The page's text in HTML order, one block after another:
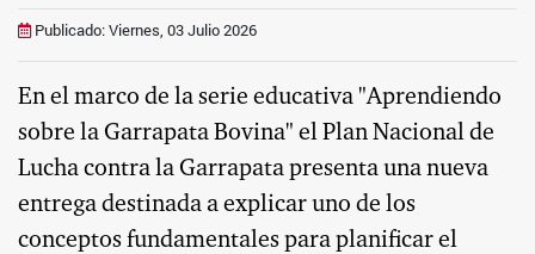
Publicado: Viernes, 03 Julio 2026
En el marco de la serie educativa "Aprendiendo
sobre la Garrapata Bovina" el Plan Nacional de
Lucha contra la Garrapata presenta una nueva
entrega destinada a explicar uno de los
conceptos fundamentales para planificar el